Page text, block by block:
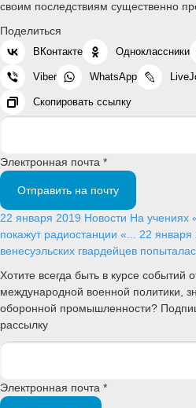
своим последствиям существенно
Поделиться
ВКонтакте Одноклассники
Viber WhatsApp
Скопировать ссылку
Электронная почта *
Отправить на почту
22 января 2019 Новости На учениях
покажут радиостанции «... 22 января
венесуэльских гвардейцев
Хотите всегда быть в курсе событий
международной военной политики,
оборонной промышленности?
рассылку
Электронная почта *